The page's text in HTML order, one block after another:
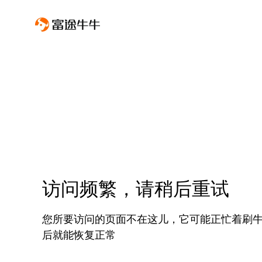
访问频繁，请稍后重试
您所要访问的页面不在这儿，它可能正忙着刷
后就能恢复正常